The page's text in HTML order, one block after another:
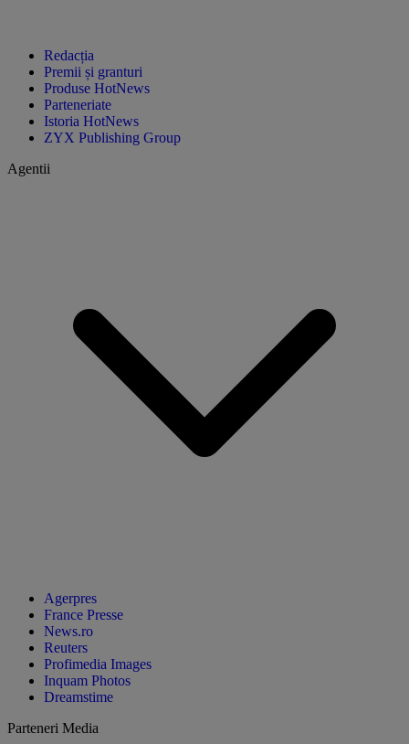
Redacția
Premii și granturi
Produse HotNews
Parteneriate
Istoria HotNews
ZYX Publishing Group
Agentii
Agerpres
France Presse
News.ro
Reuters
Profimedia Images
Inquam Photos
Dreamstime
Parteneri Media